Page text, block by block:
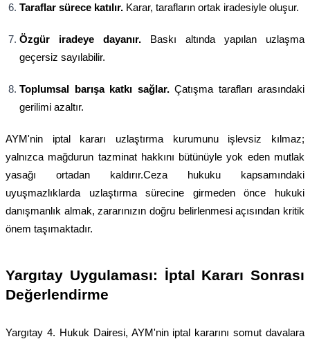
Taraflar sürece katılır. Karar, tarafların ortak iradesiyle oluşur.
Özgür iradeye dayanır. Baskı altında yapılan uzlaşma
geçersiz sayılabilir.
Toplumsal barışa katkı sağlar.Çatışma tarafları arasındaki
gerilimi azaltır.
AYM'nin iptal kararı uzlaştırma kurumunu işlevsiz kılmaz;
yalnızca mağdurun tazminat hakkını bütünüyle yok eden mutlak
yasağı ortadan kaldırır.Ceza hukuku kapsamındaki
uyuşmazlıklarda uzlaştırma sürecine girmeden önce hukuki
danışmanlık almak, zararınızın doğru belirlenmesi açısından kritik
önem taşımaktadır.
Yargıtay Uygulaması: İptal Kararı Sonrası
Değerlendirme
Yargıtay 4. Hukuk Dairesi, AYM'nin iptal kararını somut davalara